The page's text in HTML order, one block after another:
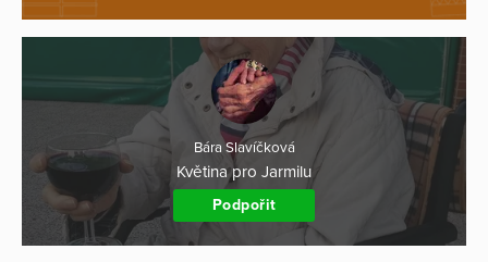
Bára Slavíčková
Květina pro Jarmilu
Podpořit